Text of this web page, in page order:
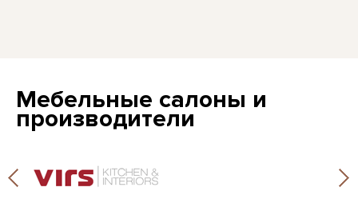
Мебельные салоны и
производители